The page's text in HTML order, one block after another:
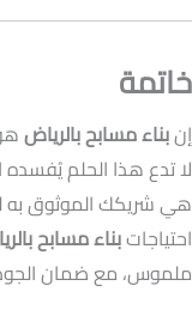
خاتمة
إنبناء مسابح بالرياض
لا تدع هذا الحلم
هي شريكك الموثوق به
احتياجاتبناء مسابح
ملموس، مع ضمان الجودة